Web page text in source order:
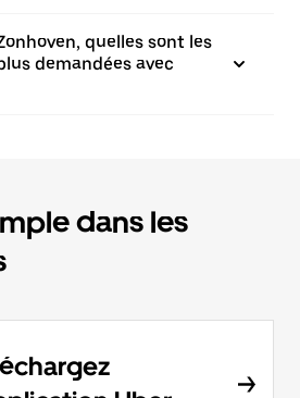
quelles sont les
demandées avec
dans les